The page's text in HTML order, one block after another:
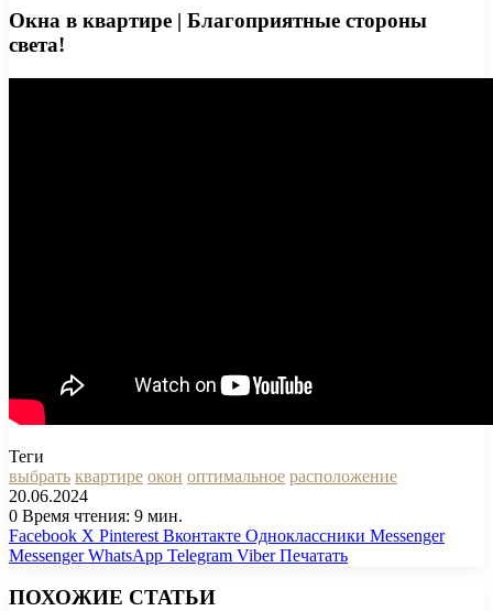
Окна в квартире | Благоприятные стороны
света!
Теги
выбрать квартире окон оптимальное расположение
20.06.2024
0 Время чтения: 9 мин.
Facebook X Pinterest Вконтакте Одноклассники Messenger
Messenger WhatsApp Telegram Viber Печатать
ПОХОЖИЕ СТАТЬИ